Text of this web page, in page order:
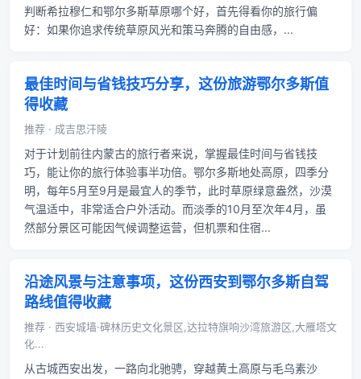
判断希拉穆仁和鄂尔多斯草原哪个好，首先得看你的旅行偏
好：如果你追求传统草原风光和策马奔腾的自由感，...
最佳时间与省钱技巧分享，这份旅游鄂尔多斯值
得收藏
推荐 · 成吉思汗陵
对于计划前往内蒙古的旅行者来说，掌握最佳时间与省钱技
巧，能让你的旅行体验事半功倍。鄂尔多斯地处高原，四季分
明，每年5月至9月是最宜人的季节，此时草原绿意盎然，沙漠
气温适中，非常适合户外活动。而淡季的10月至次年4月，虽
然部分景区可能因气候调整运营，但机票和住宿...
沿途风景与注意事项，这份西安到鄂尔多斯自驾
路线值得收藏
推荐 · 西安城墙·碑林历史文化景区,达拉特旗响沙湾旅游区,大雁塔文
化...
从古城西安出发，一路向北驰骋，穿越黄土高原与毛乌素沙